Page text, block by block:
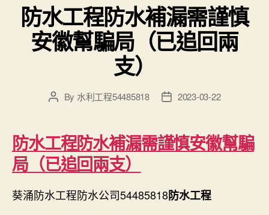
防水工程防水補漏需謹慎
安徽幫騙局（已追回兩
支）
PostBy 水利工程54485818
Post2023-03-22
防水工程防水補漏需謹慎安徽幫騙
局（已追回兩支）
葵涌防水工程防水公司54485818防水工程